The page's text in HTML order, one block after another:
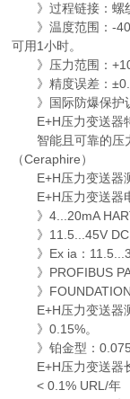
》过程链接：螺纹
》温度范围：-40
可用1小时。
》压力范围：
》精度误差：
》国际防爆保护认
E+H压力变送器
智能且可靠的压
（Ceraphire）
E+H压力变送器
E+H压力变送器
》4...20mA
》11.5...45V DC
》Ex ia：
》PROFIBUS PA
》FOUNDATION
E+H压力变送器
》0.15%。
》铂金型：
E+H压力变送器
< 0.1% URL/年